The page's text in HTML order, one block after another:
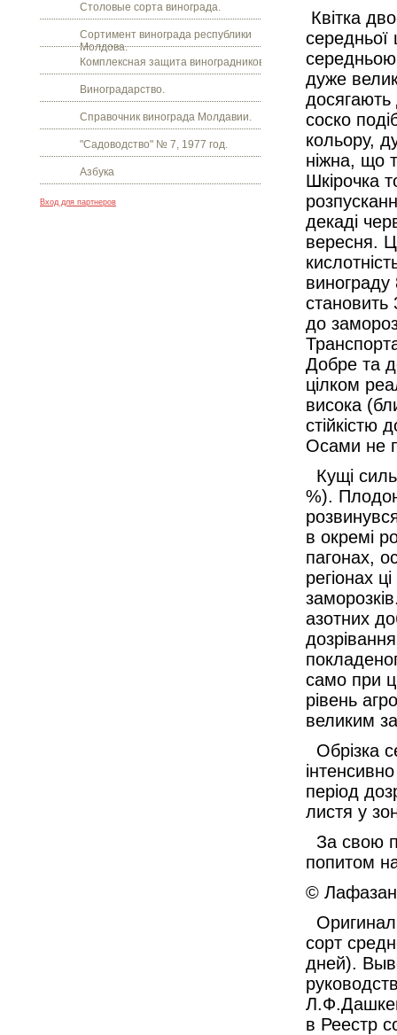
Столовые сорта винограда.
Сортимент винограда республики
Молдова.
Комплексная защита виноградников.
Виноградарство.
Справочник винограда Молдавии.
"Садоводство" № 7, 1977 год.
Азбука
Вход для партнеров
Квітка
середньої
дуже
соско
кольору,
ніжна, що
Шкірочка
декаді
вересня.
винограду
становить
до
Добре та
цілком
висока
стійкістю
Осами не
Кущі
%).
в окремі
пагонах,
регіонах
азотних
само при
рівень
великим
Обрізка
період
листя у
За свою
попитом
©
сорт
дней).
в Реестр